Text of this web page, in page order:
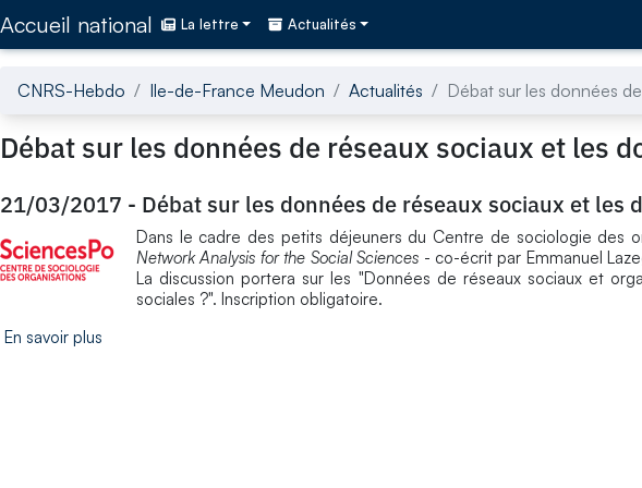
Accueil national La lettre Actualités
CNRS-Hebdo Ile-de-France Meudon Actualités Débat sur les données
Débat sur les données de réseaux sociaux et les
21/03/2017 - Débat sur les données de réseaux sociaux et les
Dans le cadre des petits déjeuners du Centre de sociologie des
Network Analysis for the Social Sciences - co-écrit par Emmanuel
La discussion portera sur les "Données de réseaux sociaux et
sociales ?". Inscription obligatoire.
En savoir plus